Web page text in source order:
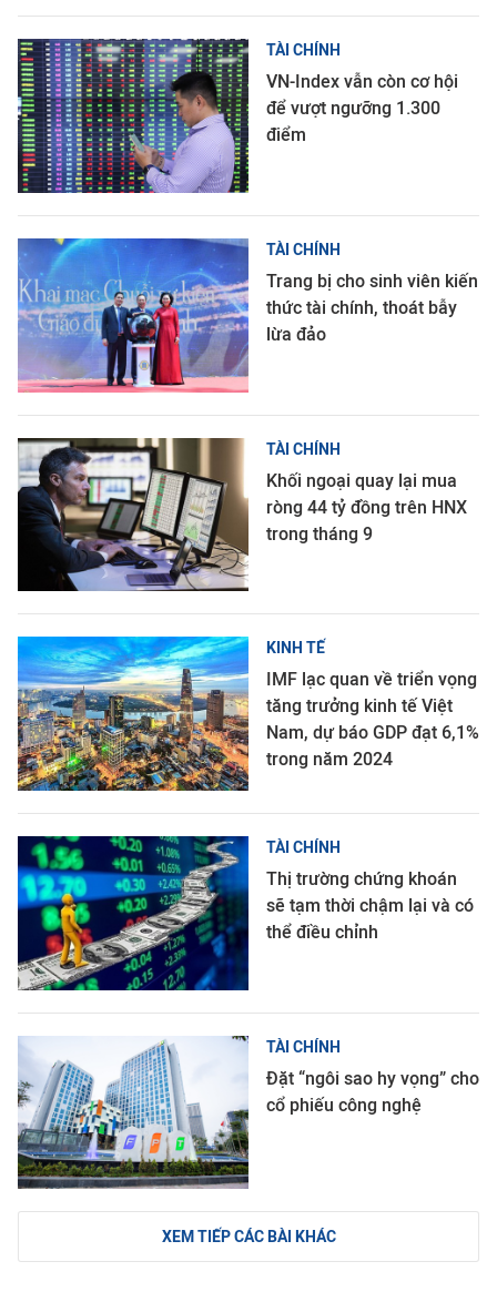
TÀI CHÍNH
VN-Index vẫn còn cơ hội
để vượt ngưỡng 1.300
điểm
TÀI CHÍNH
Trang bị cho sinh viên kiến
thức tài chính, thoát bẫy
lừa đảo
TÀI CHÍNH
Khối ngoại quay lại mua
ròng 44 tỷ đồng trên HNX
trong tháng 9
KINH TẾ
IMF lạc quan về triển vọng
tăng trưởng kinh tế Việt
Nam, dự báo GDP đạt 6,1%
trong năm 2024
TÀI CHÍNH
Thị trường chứng khoán
sẽ tạm thời chậm lại và có
thể điều chỉnh
TÀI CHÍNH
Đặt “ngôi sao hy vọng” cho
cổ phiếu công nghệ
XEM TIẾP CÁC BÀI KHÁC